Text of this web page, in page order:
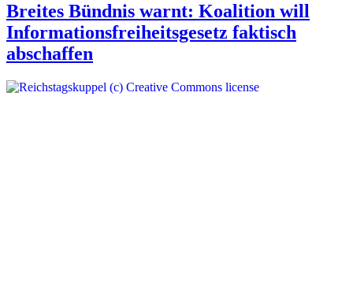
Breites Bündnis warnt: Koalition will
Informationsfreiheitsgesetz faktisch
abschaffen